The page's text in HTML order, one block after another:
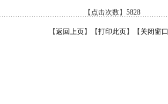
【点击次数】5828
【返回上页】【打印此页】【 关闭窗口